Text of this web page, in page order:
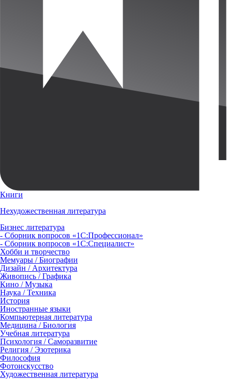
Книги
Нехудожественная литература
Бизнес литература
- Сборник вопросов «1С:Профессионал»
- Сборник вопросов «1С:Специалист»
Хобби и творчество
Мемуары / Биографии
Дизайн / Архитектура
Живопись / Графика
Кино / Музыка
Наука / Техника
История
Иностранные языки
Компьютерная литература
Медицина / Биология
Учебная литература
Психология / Саморазвитие
Религия / Эзотерика
Философия
Фотоискусство
Художественная литература